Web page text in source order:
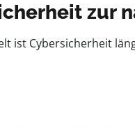
zur
ist Cybersicherheit